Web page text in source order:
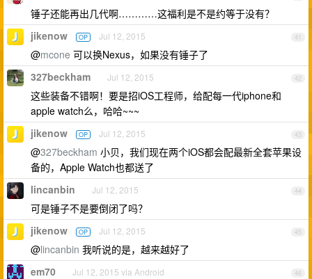
锤子还能再出几代啊…………这福利是不是约等于没有？
41
jikenow OP Jul 12, 2015
@mcone 可以换Nexus，如果没有锤子了
42
327beckham Jul 12, 2015
这些装备不错啊！要是招iOS工程师，给配每一代iphone和
apple watch么，哈哈~~~
43
jikenow OP Jul 12, 2015
@327beckham 小贝，我们现在两个iOS都会配最新全套苹果设
备的，Apple Watch也都送了
44
lincanbin Jul 12, 2015
可是锤子不是要倒闭了吗？
45
jikenow OP Jul 12, 2015
@lincanbin 我听说的是，越来越好了
46
em70 Jul 12, 2015 via Android